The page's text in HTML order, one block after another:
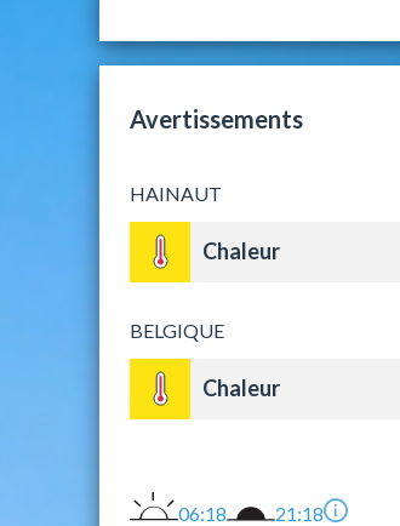
Avertissements
HAINAUT
Chaleur
BELGIQUE
Chaleur
06:18
21:18